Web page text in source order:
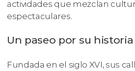
actividades que mezclan
espectaculares.
Un paseo por su historia
Fundada en el siglo XVI, sus